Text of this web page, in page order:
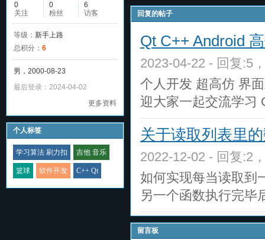
0
关注
0
粉丝
6
访客
等级： 新手上路
总积分： 6
男，2000-08-23
最后登录：2024-04-02
更多资料
个人标签
学习算法 刷力扣 吉他 音乐
篮球 软件开发 C++ Qt
回复的帖子
Qt C++ Android
2023-04-22 - 回复:5
个人开发 超高仿 界
迎大家一起交流学习
关于读取列表里
2022-12-02 - 回复:2
如何实现每当读取到
另一个函数执行完毕
留言板